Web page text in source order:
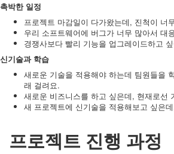
촉박한 일정
프로젝트 마감일이 다가왔는데, 진척이 너
우리 소프트웨어에 버그가 너무 많아서 대
경쟁사보다 빨리 기능을 업그레이드하고
신기술과 학습
새로운 기술을 적용해야 하는데 팀원들을
래 걸려요.
새로운 비즈니스를 하고 싶은데, 현재로선
새 프로젝트에 신기술을 적용해보고 싶은
프로젝트 진행 과정